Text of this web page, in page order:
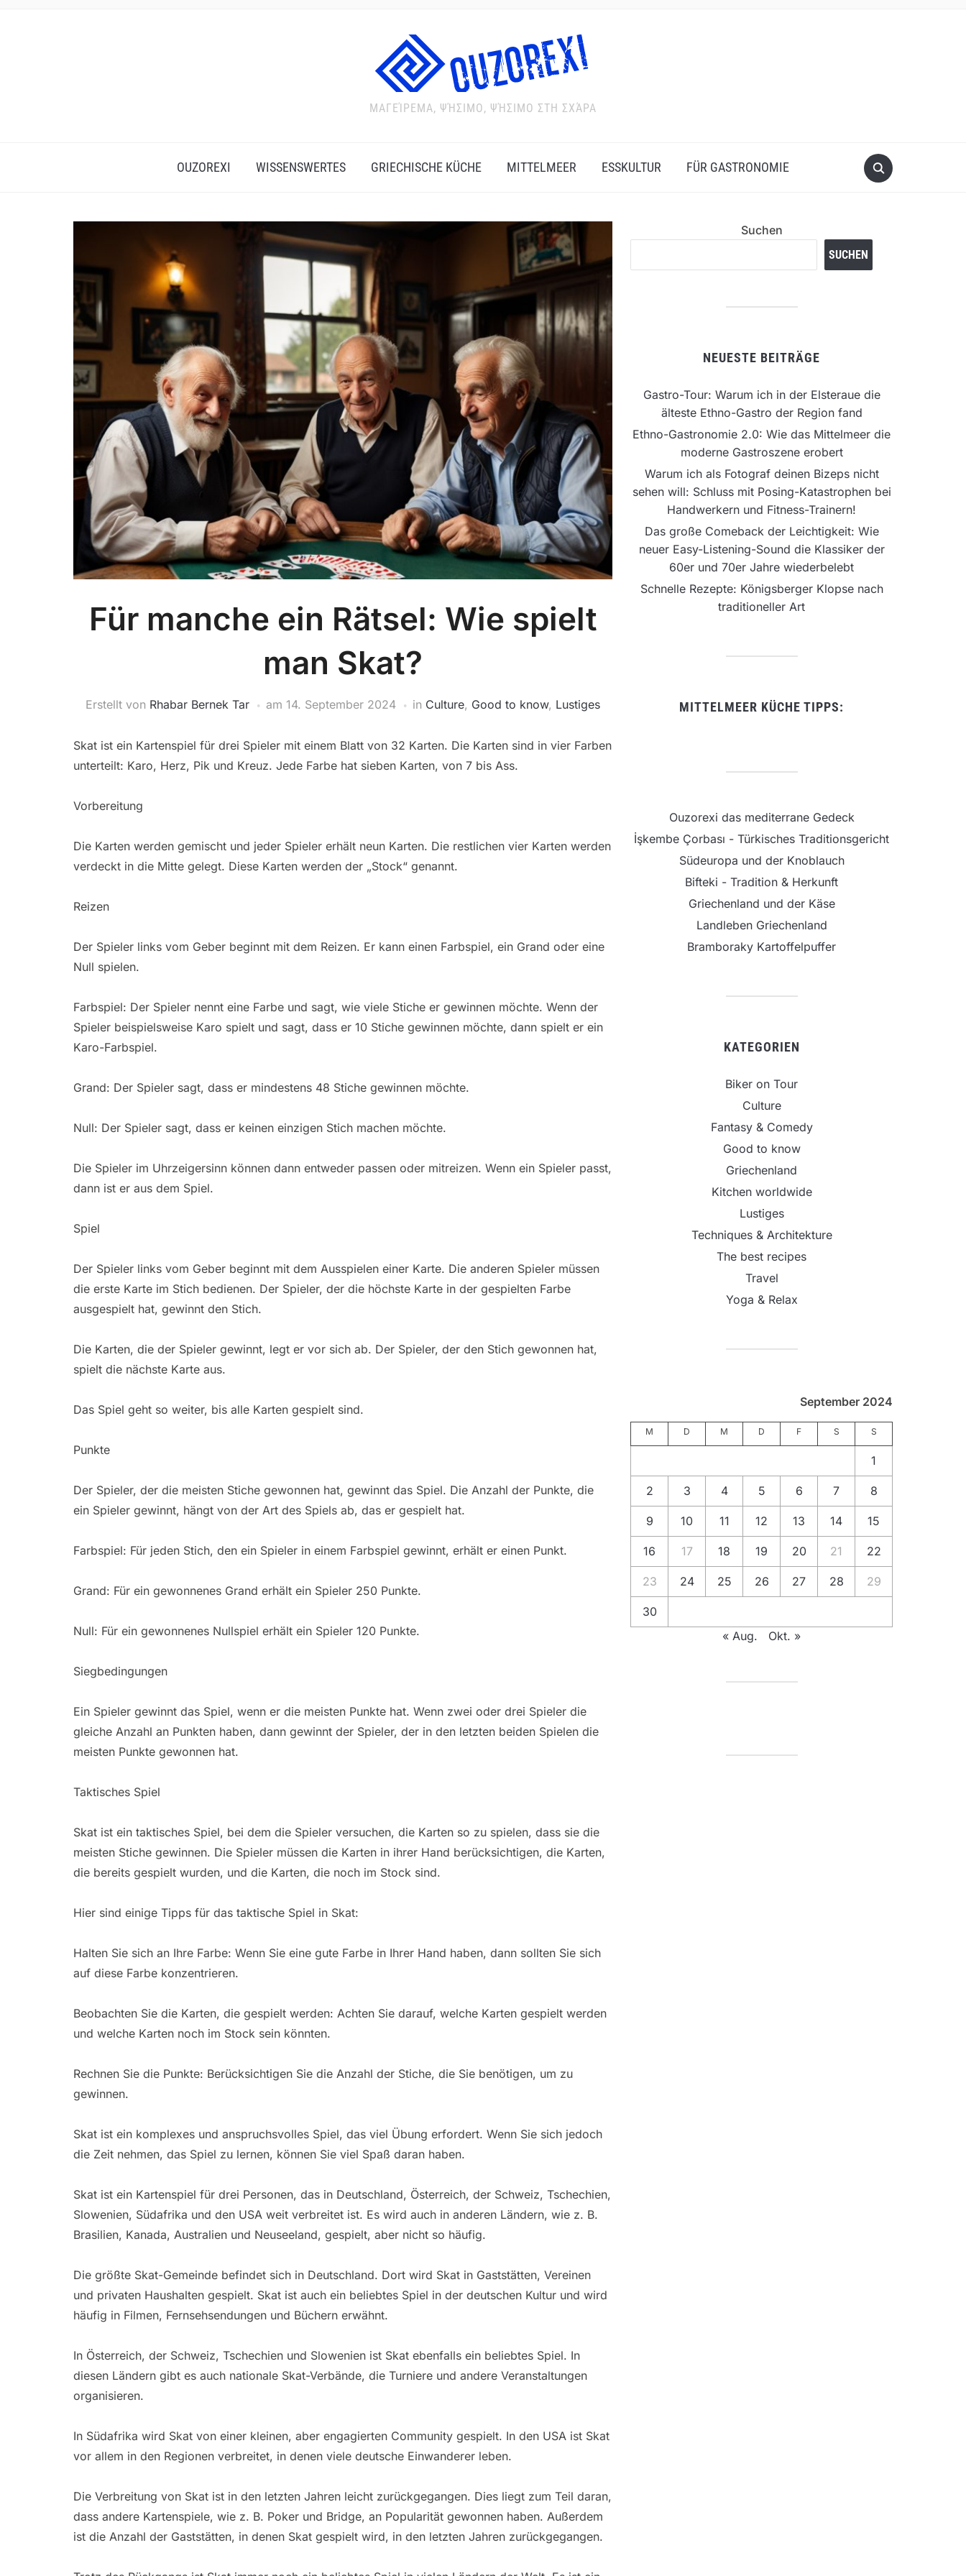
ΜΑΓΕΊΡΕΜΑ, ΨΉΣΙΜΟ, ΨΉΣΙΜΟ ΣΤΗ ΣΧΆΡΑ
OUZOREXI WISSENSWERTES GRIECHISCHE KÜCHE MITTELMEER ESSKULTUR FÜR GASTRONOMIE
Für manche ein Rätsel: Wie spielt
man Skat?
Erstellt von Rhabar Bernek Tar am 14. September 2024 in Culture, Good to know, Lustiges
Skat ist ein Kartenspiel für drei Spieler mit einem Blatt von 32 Karten. Die Karten sind in vier Farben
unterteilt: Karo, Herz, Pik und Kreuz. Jede Farbe hat sieben Karten, von 7 bis Ass.
Vorbereitung
Die Karten werden gemischt und jeder Spieler erhält neun Karten. Die restlichen vier Karten werden
verdeckt in die Mitte gelegt. Diese Karten werden der „Stock“ genannt.
Reizen
Der Spieler links vom Geber beginnt mit dem Reizen. Er kann einen Farbspiel, ein Grand oder eine
Null spielen.
Farbspiel: Der Spieler nennt eine Farbe und sagt, wie viele Stiche er gewinnen möchte. Wenn der
Spieler beispielsweise Karo spielt und sagt, dass er 10 Stiche gewinnen möchte, dann spielt er ein
Karo-Farbspiel.
Grand: Der Spieler sagt, dass er mindestens 48 Stiche gewinnen möchte.
Null: Der Spieler sagt, dass er keinen einzigen Stich machen möchte.
Die Spieler im Uhrzeigersinn können dann entweder passen oder mitreizen. Wenn ein Spieler passt,
dann ist er aus dem Spiel.
Spiel
Der Spieler links vom Geber beginnt mit dem Ausspielen einer Karte. Die anderen Spieler müssen
die erste Karte im Stich bedienen. Der Spieler, der die höchste Karte in der gespielten Farbe
ausgespielt hat, gewinnt den Stich.
Die Karten, die der Spieler gewinnt, legt er vor sich ab. Der Spieler, der den Stich gewonnen hat,
spielt die nächste Karte aus.
Das Spiel geht so weiter, bis alle Karten gespielt sind.
Punkte
Der Spieler, der die meisten Stiche gewonnen hat, gewinnt das Spiel. Die Anzahl der Punkte, die
ein Spieler gewinnt, hängt von der Art des Spiels ab, das er gespielt hat.
Farbspiel: Für jeden Stich, den ein Spieler in einem Farbspiel gewinnt, erhält er einen Punkt.
Grand: Für ein gewonnenes Grand erhält ein Spieler 250 Punkte.
Null: Für ein gewonnenes Nullspiel erhält ein Spieler 120 Punkte.
Siegbedingungen
Ein Spieler gewinnt das Spiel, wenn er die meisten Punkte hat. Wenn zwei oder drei Spieler die
gleiche Anzahl an Punkten haben, dann gewinnt der Spieler, der in den letzten beiden Spielen die
meisten Punkte gewonnen hat.
Taktisches Spiel
Skat ist ein taktisches Spiel, bei dem die Spieler versuchen, die Karten so zu spielen, dass sie die
meisten Stiche gewinnen. Die Spieler müssen die Karten in ihrer Hand berücksichtigen, die Karten,
die bereits gespielt wurden, und die Karten, die noch im Stock sind.
Hier sind einige Tipps für das taktische Spiel in Skat:
Halten Sie sich an Ihre Farbe: Wenn Sie eine gute Farbe in Ihrer Hand haben, dann sollten Sie sich
auf diese Farbe konzentrieren.
Beobachten Sie die Karten, die gespielt werden: Achten Sie darauf, welche Karten gespielt werden
und welche Karten noch im Stock sein könnten.
Rechnen Sie die Punkte: Berücksichtigen Sie die Anzahl der Stiche, die Sie benötigen, um zu
gewinnen.
Skat ist ein komplexes und anspruchsvolles Spiel, das viel Übung erfordert. Wenn Sie sich jedoch
die Zeit nehmen, das Spiel zu lernen, können Sie viel Spaß daran haben.
Skat ist ein Kartenspiel für drei Personen, das in Deutschland, Österreich, der Schweiz, Tschechien,
Slowenien, Südafrika und den USA weit verbreitet ist. Es wird auch in anderen Ländern, wie z. B.
Brasilien, Kanada, Australien und Neuseeland, gespielt, aber nicht so häufig.
Die größte Skat-Gemeinde befindet sich in Deutschland. Dort wird Skat in Gaststätten, Vereinen
und privaten Haushalten gespielt. Skat ist auch ein beliebtes Spiel in der deutschen Kultur und wird
häufig in Filmen, Fernsehsendungen und Büchern erwähnt.
In Österreich, der Schweiz, Tschechien und Slowenien ist Skat ebenfalls ein beliebtes Spiel. In
diesen Ländern gibt es auch nationale Skat-Verbände, die Turniere und andere Veranstaltungen
organisieren.
In Südafrika wird Skat von einer kleinen, aber engagierten Community gespielt. In den USA ist Skat
vor allem in den Regionen verbreitet, in denen viele deutsche Einwanderer leben.
Die Verbreitung von Skat ist in den letzten Jahren leicht zurückgegangen. Dies liegt zum Teil daran,
dass andere Kartenspiele, wie z. B. Poker und Bridge, an Popularität gewonnen haben. Außerdem
ist die Anzahl der Gaststätten, in denen Skat gespielt wird, in den letzten Jahren zurückgegangen.
Suchen
SUCHEN
NEUESTE BEITRÄGE
Gastro-Tour: Warum ich in der Elsteraue die
älteste Ethno-Gastro der Region fand
Ethno-Gastronomie 2.0: Wie das Mittelmeer die
moderne Gastroszene erobert
Warum ich als Fotograf deinen Bizeps nicht
sehen will: Schluss mit Posing-Katastrophen bei
Handwerkern und Fitness-Trainern!
Das große Comeback der Leichtigkeit: Wie
neuer Easy-Listening-Sound die Klassiker der
60er und 70er Jahre wiederbelebt
Schnelle Rezepte: Königsberger Klopse nach
traditioneller Art
MITTELMEER KÜCHE TIPPS:
Ouzorexi das mediterrane Gedeck
İşkembe Çorbası - Türkisches Traditionsgericht
Südeuropa und der Knoblauch
Bifteki - Tradition & Herkunft
Griechenland und der Käse
Landleben Griechenland
Bramboraky Kartoffelpuffer
KATEGORIEN
Biker on Tour
Culture
Fantasy & Comedy
Good to know
Griechenland
Kitchen worldwide
Lustiges
Techniques & Architekture
The best recipes
Travel
Yoga & Relax
September 2024
M D M D F S S
1
2 3 4 5 6 7 8
9 10 11 12 13 14 15
16 17 18 19 20 21 22
23 24 25 26 27 28 29
30
« Aug.
Okt. »